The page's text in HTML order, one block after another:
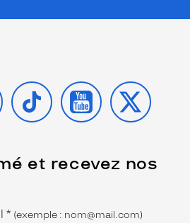
TIKTOK YOUTUBE
X
et recevez nos
* (exemple : nom@mail.com)